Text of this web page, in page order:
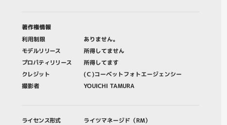
著作権情報
利用制限
ありません。
モデルリリース
所得してません
プロパティリリース
所得してます
クレジット
(Ｃ)コーベットフォトエージェンシー
撮影者
YOUICHI TAMURA
ライセンス形式 ライツマネージド（RM）